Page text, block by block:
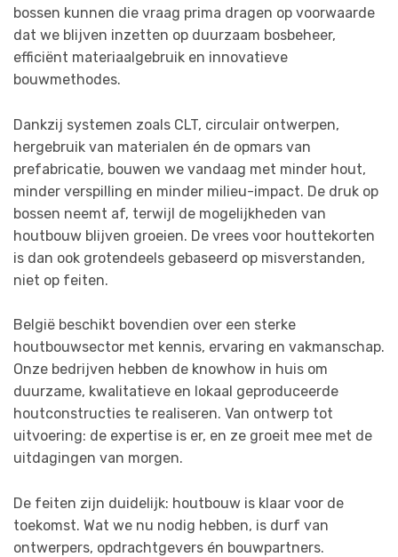
bossen kunnen die vraag prima dragen op voorwaarde
dat we blijven inzetten op duurzaam bosbeheer,
efficiënt materiaalgebruik en innovatieve
bouwmethodes.
Dankzij systemen zoals CLT, circulair ontwerpen,
hergebruik van materialen én de opmars van
prefabricatie, bouwen we vandaag met minder hout,
minder verspilling en minder milieu-impact. De druk op
bossen neemt af, terwijl de mogelijkheden van
houtbouw blijven groeien. De vrees voor houttekorten
is dan ook grotendeels gebaseerd op misverstanden,
niet op feiten.
België beschikt bovendien over een sterke
houtbouwsector met kennis, ervaring en vakmanschap.
Onze bedrijven hebben de knowhow in huis om
duurzame, kwalitatieve en lokaal geproduceerde
houtconstructies te realiseren. Van ontwerp tot
uitvoering: de expertise is er, en ze groeit mee met de
uitdagingen van morgen.
De feiten zijn duidelijk: houtbouw is klaar voor de
toekomst. Wat we nu nodig hebben, is durf van
ontwerpers, opdrachtgevers én bouwpartners.